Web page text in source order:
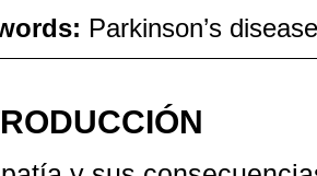
Parkinson’s